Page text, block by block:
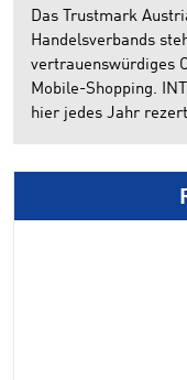
Das Trustmark
Handelsverbands
vertrauenswürdiges
Mobile-Shopping.
hier jedes Jahr